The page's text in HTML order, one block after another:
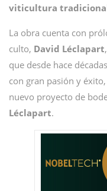
viticultura
La obra cuenta con
culto, David Léclapart
que desde hace
con gran pasión y
nuevo proyecto de
Léclapart.